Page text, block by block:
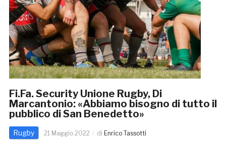
Fi.Fa. Security Unione Rugby, Di
Marcantonio: «Abbiamo bisogno di tutto il
pubblico di San Benedetto»
Rugby 21 Maggio 2022 di Enrico Tassotti